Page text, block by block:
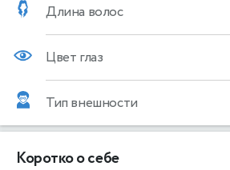
Длина волос
Цвет глаз
Тип внешности
Коротко о себе